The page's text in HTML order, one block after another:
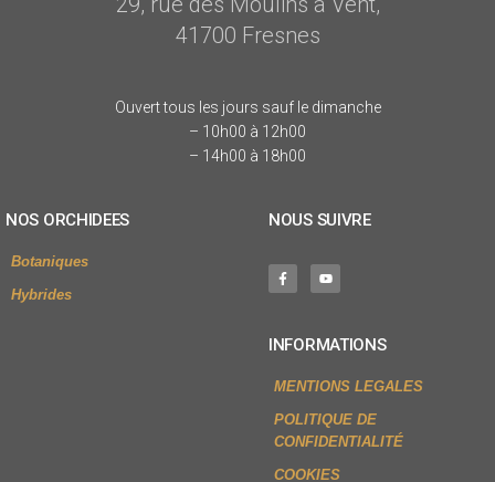
41700 Fresnes
Ouvert tous les jours sauf le dimanche
– 10h00 à 12h00
– 14h00 à 18h00
NOS ORCHIDEES
Botaniques
Hybrides
NOUS SUIVRE
INFORMATIONS
MENTIONS LEGALES
POLITIQUE DE
CONFIDENTIALITÉ
COOKIES